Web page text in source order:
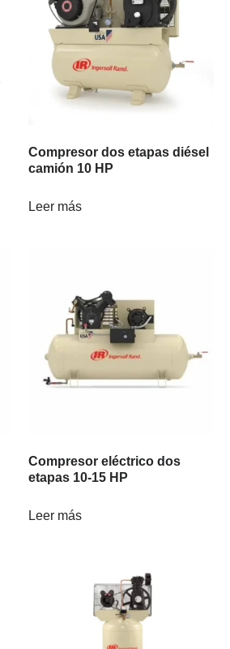
Compresor dos etapas diésel
camión 10 HP
Leer más
Compresor eléctrico dos
etapas 10-15 HP
Leer más